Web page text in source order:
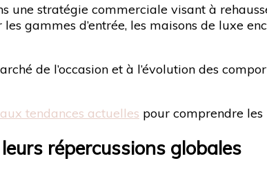
une stratégie commerciale visant à
gammes d’entrée, les maisons de luxe
de l’occasion et à l’évolution des
tendances actuelles pour comprendre
répercussions globales